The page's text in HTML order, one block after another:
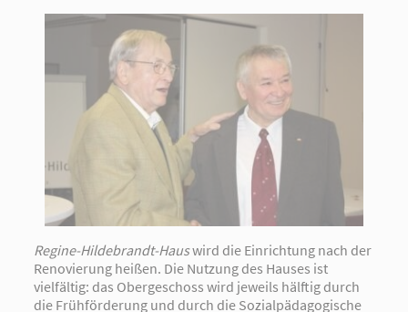
Regine-Hildebrandt-Hauswird die Einrichtung nach der
Renovierung heißen. Die Nutzung des Hauses ist
vielfältig: das Obergeschoss wird jeweils hälftig durch
die Frühförderung und durch die Sozialpädagogische